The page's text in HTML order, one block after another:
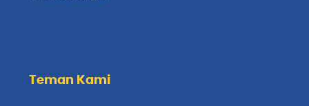
Teman Kami